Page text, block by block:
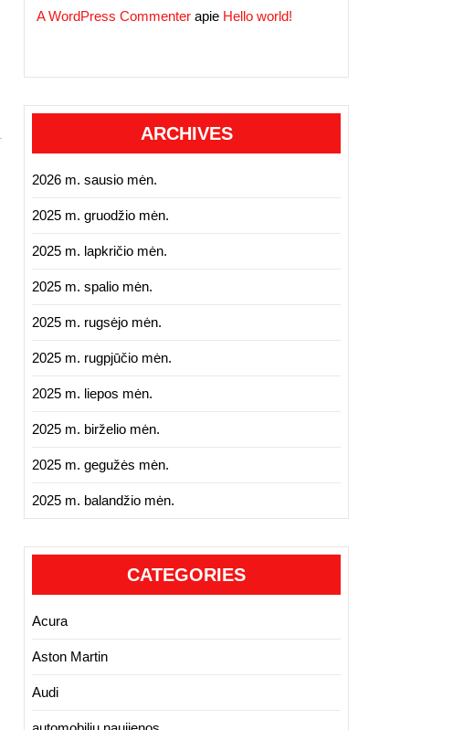
A WordPress Commenter apie Hello world!
ARCHIVES
2026 m. sausio mėn.
2025 m. gruodžio mėn.
2025 m. lapkričio mėn.
2025 m. spalio mėn.
2025 m. rugsėjo mėn.
2025 m. rugpjūčio mėn.
2025 m. liepos mėn.
2025 m. birželio mėn.
2025 m. gegužės mėn.
2025 m. balandžio mėn.
CATEGORIES
Acura
Aston Martin
Audi